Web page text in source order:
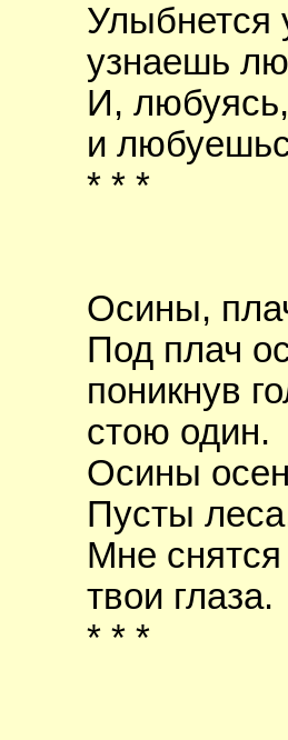
Улыбнется
узнаешь
И,
и
* * *
Осины,
Под плач
поникнув
стою один.
Осины
Пусты
Мне
твои глаза.
* * *